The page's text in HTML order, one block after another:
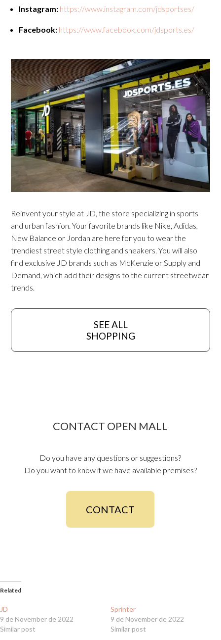
Instagram: https://www.instagram.com/jdsportses/
Facebook: https://www.facebook.com/jdsports.es/
Reinvent your style at JD, the store specializing in sports
and urban fashion. Your favorite brands like Nike, Adidas,
New Balance or Jordan are here for you to wear the
trendiest street style clothing and sneakers. You will also
find exclusive JD brands such as McKenzie or Supply and
Demand, which add their designs to the current streetwear
trends.
SEE ALL
SHOPPING
CONTACT OPEN MALL
Do you have any questions or suggestions?
Do you want to know if we have available premises?
CONTACT
Related
JD
9 de November de 2022
Similar post
Sprinter
9 de November de 2022
Similar post